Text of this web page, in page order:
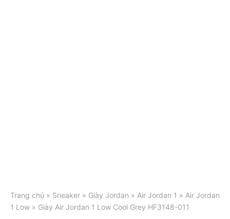
Trang chủ » Sneaker » Giày Jordan » Air Jordan 1 » Air Jordan
1 Low » Giày Air Jordan 1 Low Cool Grey HF3148-011